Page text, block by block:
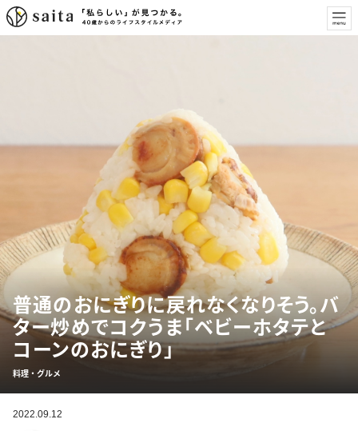
普通のおにぎりに戻れなくなりそう。バ
ター炒めでコクうま「ベビーホタテと
コーンのおにぎり」
料理・グルメ
2022.09.12